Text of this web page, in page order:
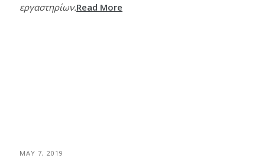
εργαστηρίων.Read More
MAY 7, 2019